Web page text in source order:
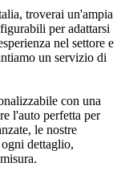
troverai un'ampia
per adattarsi
nel settore e
un servizio di
con una
l'auto perfetta per
le nostre
dettaglio,